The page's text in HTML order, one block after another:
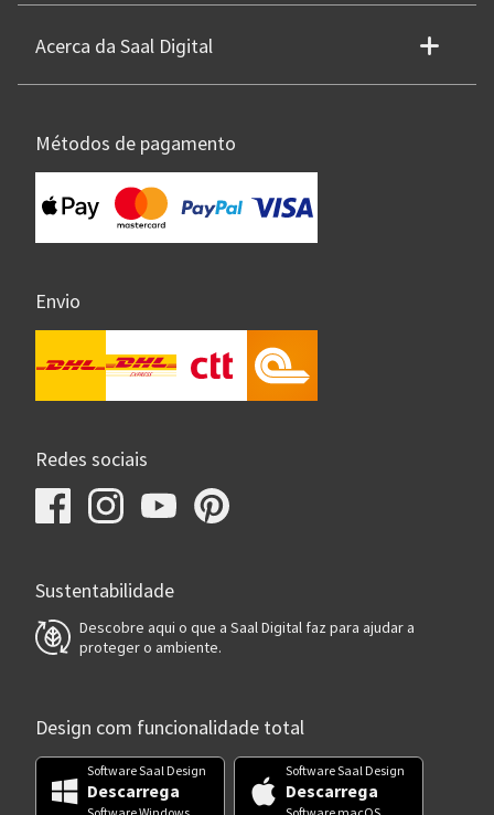
Acerca da Saal Digital
Métodos de pagamento
Envio
Redes sociais
Sustentabilidade
Descobre aqui o que a Saal Digital faz para ajudar a
proteger o ambiente.
Design com funcionalidade total
Software Saal Design
Descarrega
Software Saal Design
Descarrega